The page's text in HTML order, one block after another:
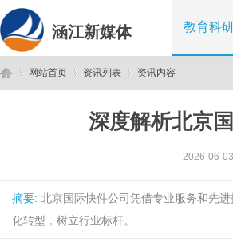
涵江新媒体 教育科
网站首页 资讯列表 资讯内容
深度解析北京
2026-06-03
摘要: 北京国际快件公司凭借专业服务和先
化转型，树立行业标杆。...